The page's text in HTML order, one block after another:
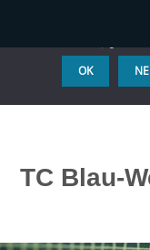
TC Blau-
OK